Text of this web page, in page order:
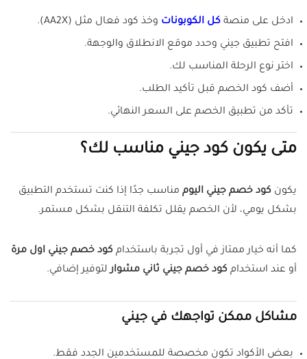
ادخل على منصة كل الكوبونات وخذ كود فعال مثل (AA2X).
افتح تطبيق جيني وحدد موقع الانطلاق والوجهة.
اختر نوع الرحلة المناسب لك.
أضف كود الخصم قبل تأكيد الطلب.
تأكد من تطبيق الخصم على السعر النهائي.
متى يكون كود جيني مناسب لك؟
يكون كود خصم جيني اليوم مناسب جدًا إذا كنت تستخدم التطبيق
بشكل يومي، لأن الخصم يقلل تكلفة التنقل بشكل مستمر.
كما أنه خيار ممتاز في أول تجربة باستخدام كود خصم جيني اول مرة
أو عند استخدام كود خصم جيني ثاني مشوارلتوفير إضافي.
مشاكل ممكن تواجهك في جيني
بعض الأكواد تكون مخصصة للمستخدمين الجدد فقط.